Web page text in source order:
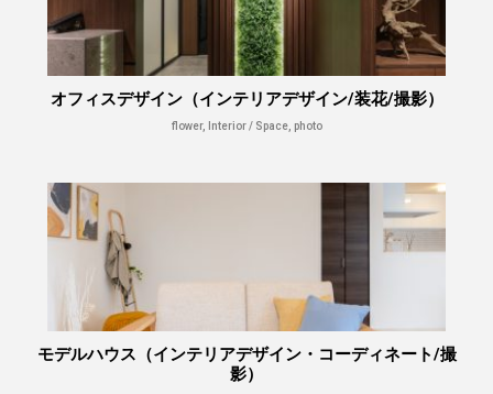
オフィスデザイン（インテリアデザイン/装花/撮影）
flower, Interior / Space, photo
モデルハウス（インテリアデザイン・コーディネート/撮
影）